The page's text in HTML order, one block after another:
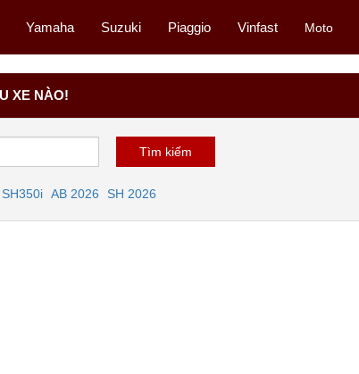
Yamaha Suzuki Piaggio Vinfast Moto
XE NÀO!
SH350i AB 2026 SH 2026